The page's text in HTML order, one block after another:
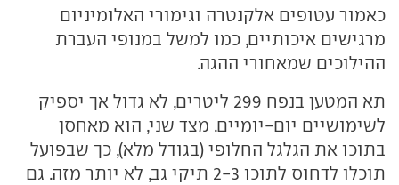
כאמור עטופים אלקנטרה וגימורי האלומיניום
מרגישים איכותיים, כמו למשל במנופי העברת
ההילוכים שמאחורי ההגה.
תא המטען בנפח 299 ליטרים, לא גדול אך יספיק
לשימושיים יום-יומיים. מצד שני, הוא מאחסן
בתוכו את הגלגל החלופי (בגודל מלא), כך שבפועל
תוכלו לדחוס לתוכו 2-3 תיקי גב, לא יותר מזה. גם